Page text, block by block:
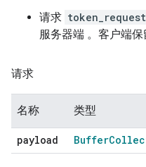
请求 token_request
服务器端 。客户端保
请求
名称 类型
payload Buffer